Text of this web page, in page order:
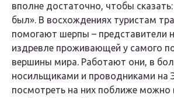
вполне достаточно, чтобы сказать:
был». В восхождениях туристам
помогают шерпы – представители
издревле проживающей у самого
вершины мира. Работают они, в
носильщиками и проводниками на
посмотреть на них поближе можно